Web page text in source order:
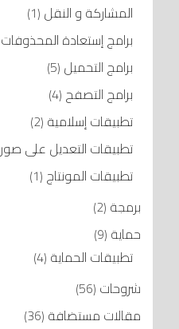
المشاركة و النقل (1)
برامج إستعادة المحذوفات
برامج التحميل (5)
برامج التصفح (4)
تطبيقات إسلامية (2)
تطبيقات التعديل على صور
تطبيقات المونتاج (1)
برمجة (2)
حماية (9)
تطبيقات الحماية (4)
شروحات (56)
مقالات مستضافة (36)